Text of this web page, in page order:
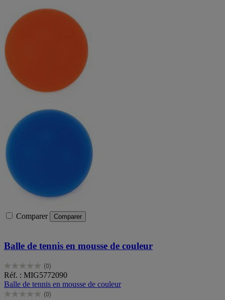
Comparer Comparer
Balle de tennis en mousse de couleur
(0)
0.0
sur
5
étoiles.
Réf. : MIG5772090
Balle de tennis en mousse de couleur
(0)
0.0